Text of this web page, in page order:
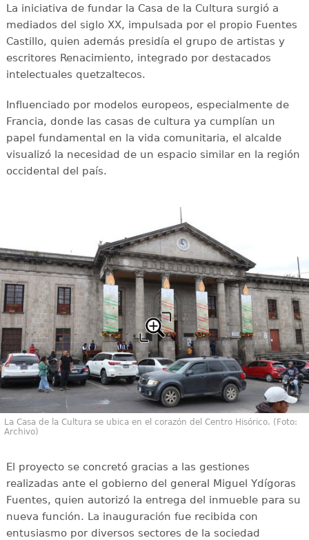
La iniciativa de fundar la Casa de la Cultura surgió a
mediados del siglo XX, impulsada por el propio Fuentes
Castillo, quien además presidía el grupo de artistas y
escritores Renacimiento, integrado por destacados
intelectuales quetzaltecos.
Influenciado por modelos europeos, especialmente de
Francia, donde las casas de cultura ya cumplían un
papel fundamental en la vida comunitaria, el alcalde
visualizó la necesidad de un espacio similar en la región
occidental del país.
La Casa de la Cultura se ubica en el corazón del Centro Hisórico. (Foto:
Archivo)
El proyecto se concretó gracias a las gestiones
realizadas ante el gobierno del general Miguel Ydígoras
Fuentes, quien autorizó la entrega del inmueble para su
nueva función. La inauguración fue recibida con
entusiasmo por diversos sectores de la sociedad